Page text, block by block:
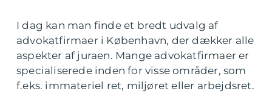
I dag kan man finde et bredt udvalg af
advokatfirmaer i København, der dækker alle
aspekter af juraen. Mange advokatfirmaer er
specialiserede inden for visse områder, som
f.eks. immateriel ret, miljøret eller arbejdsret.